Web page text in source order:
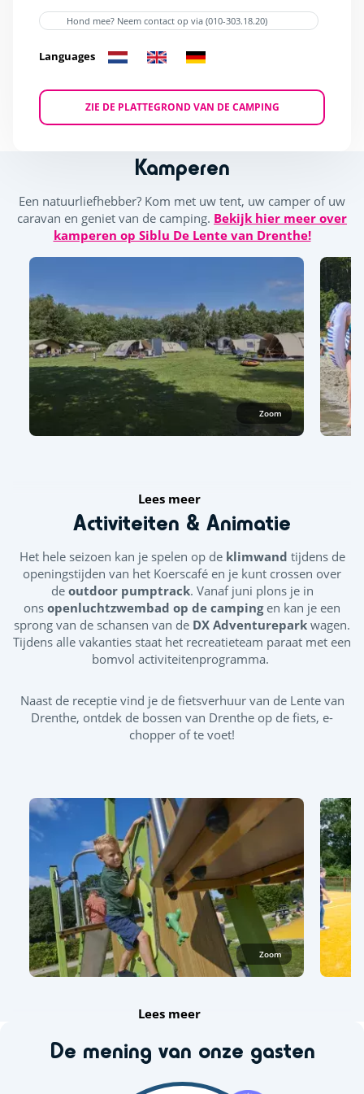
Hond mee? Neem contact op via (010-303.18.20)
Languages
ZIE DE PLATTEGROND VAN DE CAMPING
Kamperen
Een natuurliefhebber? Kom met uw tent, uw camper of uw
caravan en geniet van de camping. Bekijk hier meer over
kamperen op Siblu De Lente van Drenthe!
Zoom
Lees meer
Activiteiten & Animatie
Het hele seizoen kan je spelen op de klimwand tijdens de
openingstijden van het Koerscafé en je kunt crossen over
de outdoor pumptrack. Vanaf juni plons je in
ons openluchtzwembad op de campingen kan je een
sprong van de schansen van de DX Adventurepark wagen.
Tijdens alle vakanties staat het recreatieteam paraat met een
bomvol activiteitenprogramma.
Naast de receptie vind je de fietsverhuur van de Lente van
Drenthe, ontdek de bossen van Drenthe op de fiets, e-
chopper of te voet!
Zoom
Lees meer
De mening van onze gasten